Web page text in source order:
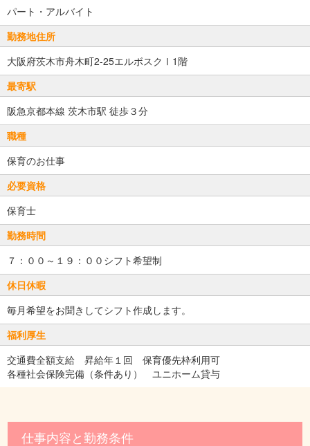
パート・アルバイト
勤務地住所
大阪府茨木市舟木町2-25エルボスクⅠ1階
最寄駅
阪急京都本線 茨木市駅 徒歩３分
職種
保育のお仕事
必要資格
保育士
勤務時間
７：００～１９：００シフト希望制
休日休暇
毎月希望をお聞きしてシフト作成します。
福利厚生
交通費全額支給 昇給年１回 保育優先枠利用可
各種社会保険完備（条件あり） ユニホーム貸与
仕事内容と勤務条件